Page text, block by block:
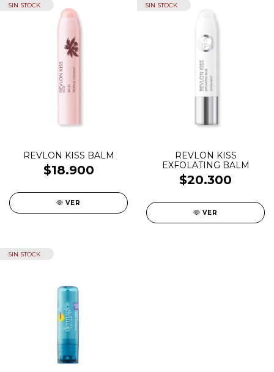
SIN STOCK
REVLON KISS BALM
$18.900
VER
SIN STOCK
REVLON KISS
EXFOLATING BALM
$20.300
VER
SIN STOCK